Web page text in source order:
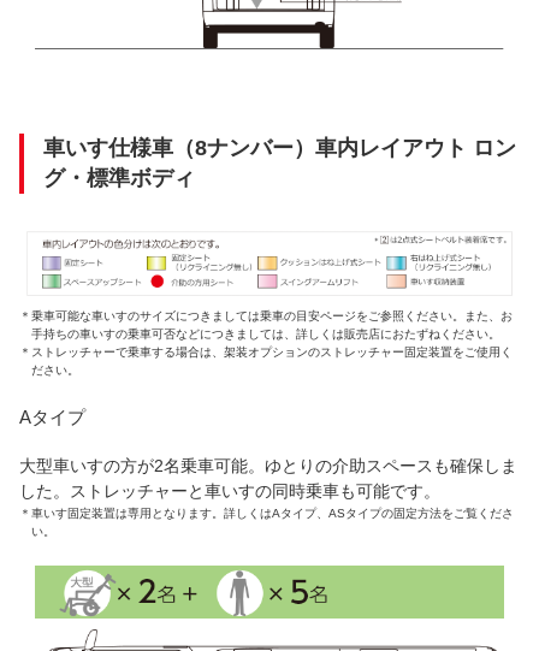
車いす仕様車（8ナンバー）車内レイアウト ロン
グ・標準ボディ
＊ 乗車可能な車いすのサイズにつきましては乗車の目安ページをご参照ください。また、お
手持ちの車いすの乗車可否などにつきましては、詳しくは販売店におたずねください。
＊ ストレッチャーで乗車する場合は、架装オプションのストレッチャー固定装置をご使用く
ださい。
Aタイプ
大型車いすの方が2名乗車可能。ゆとりの介助スペースも確保しま
した。ストレッチャーと車いすの同時乗車も可能です。
＊ 車いす固定装置は専用となります。詳しくはAタイプ、ASタイプの固定方法をご覧くださ
い。